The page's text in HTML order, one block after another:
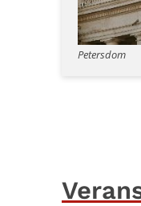
Petersdom